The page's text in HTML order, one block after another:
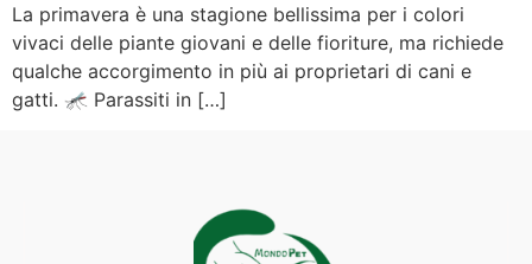
La primavera è una stagione bellissima per i colori
vivaci delle piante giovani e delle fioriture, ma richiede
qualche accorgimento in più ai proprietari di cani e
gatti. 🦟 Parassiti in […]